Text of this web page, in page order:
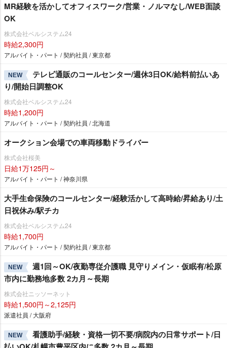
MR経験を活かしてオフィスワーク/営業・ノルマなし/WEB面談
OK
株式会社ベルシステム24
時給2,300円
アルバイト・パート / 契約社員 / 東京都
NEW
テレビ通販のコールセンター/週休3日OK/給料前払いあ
り/開始日調整OK
株式会社ベルシステム24
時給1,200円
アルバイト・パート / 契約社員 / 北海道
オークション会場での車両移動ドライバー
株式会社桜美
日給1万125円～
アルバイト・パート / 神奈川県
大手生命保険のコールセンター/経験活かして高時給/昇給あり/土
日祝休み/駅チカ
株式会社ベルシステム24
時給1,700円
アルバイト・パート / 契約社員 / 東京都
NEW
週1回～OK/夜勤専従介護職 見守りメイン・仮眠有/松原
市内に勤務地多数 2カ月～長期
株式会社ニッソーネット
時給1,500円～2,125円
派遣社員 / 大阪府
NEW
看護助手/経験・資格一切不要/病院内の日常サポート/日